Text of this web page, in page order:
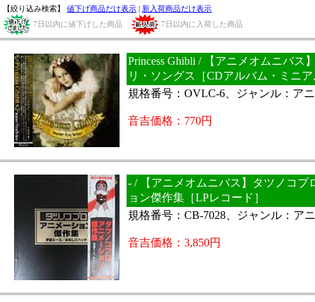
【絞り込み検索】 値下げ商品だけ表示 | 新入荷商品だけ表示
7日以内に値下げした商品
7日以内に入荷した商品
Princess Ghibli / 【アニメオムニバス
リ・ソングス［CDアルバム・ミニ
規格番号：OVLC-6、ジャンル：ア
音吉価格：770円
- / 【アニメオムニバス】タツノコプ
ョン傑作集［LPレコード］
規格番号：CB-7028、ジャンル：ア
音吉価格：3,850円